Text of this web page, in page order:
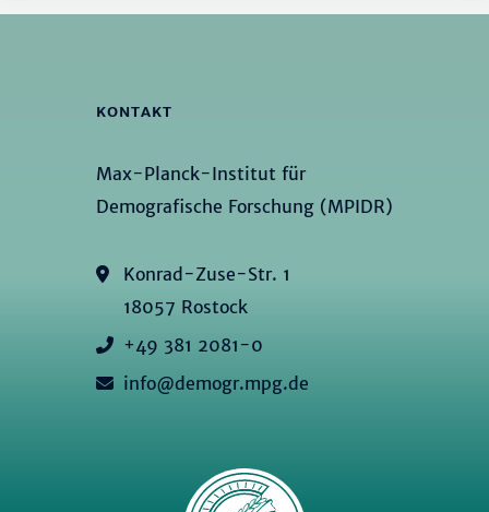
KONTAKT
Max-Planck-Institut für
Demografische Forschung (MPIDR)
Konrad-Zuse-Str. 1
18057 Rostock
+49 381 2081-0
info@demogr.mpg.de